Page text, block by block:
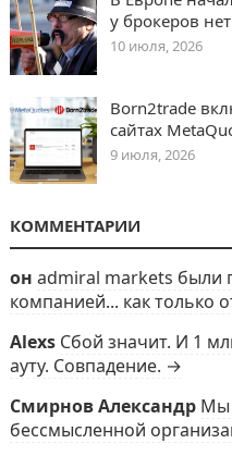
у брокеров
10 июля, 2026
Born2trade
сайтах
9 июля, 2026
КОММЕНТАРИИ
он admiral markets были
компанией... как только
Alexs Сбой значит. И 1
ауту. Совпадение. →
Смирнов Александр Мы
бессмысленной